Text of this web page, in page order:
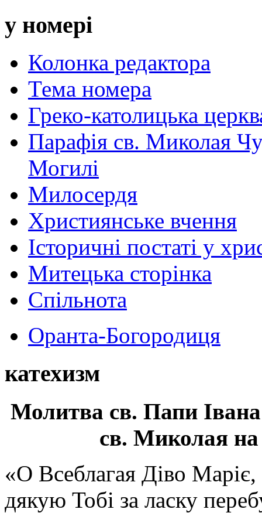
у номері
Колонка редактора
Тема номера
Греко-католицька
Парафія св. Миколая
Могилі
Милосердя
Християнське вчення
Історичні постаті у
Митецька сторінка
Спільнота
Оранта-Богородиця
катехизм
Молитва св. Папи
св. Миколая на
«О Всеблагая Діво
дякую Тобі за ласку